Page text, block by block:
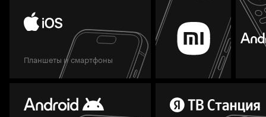
Планшеты и смартфоны